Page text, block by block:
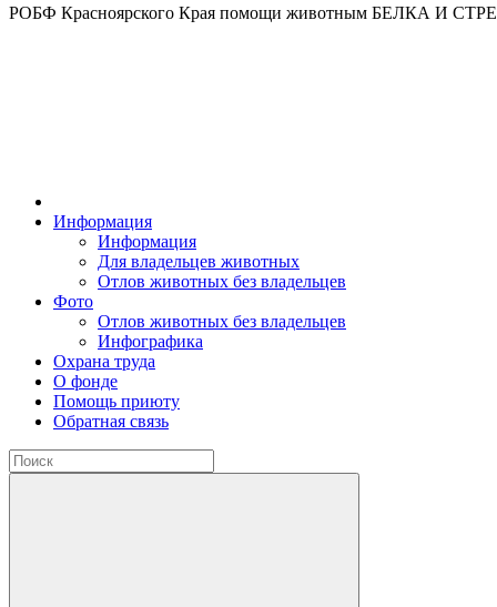
РОБФ Красноярского Края помощи животным БЕЛКА И
Информация
Информация
Для владельцев животных
Отлов животных без владельцев
Фото
Отлов животных без владельцев
Инфографика
Охрана труда
О фонде
Помощь приюту
Обратная связь